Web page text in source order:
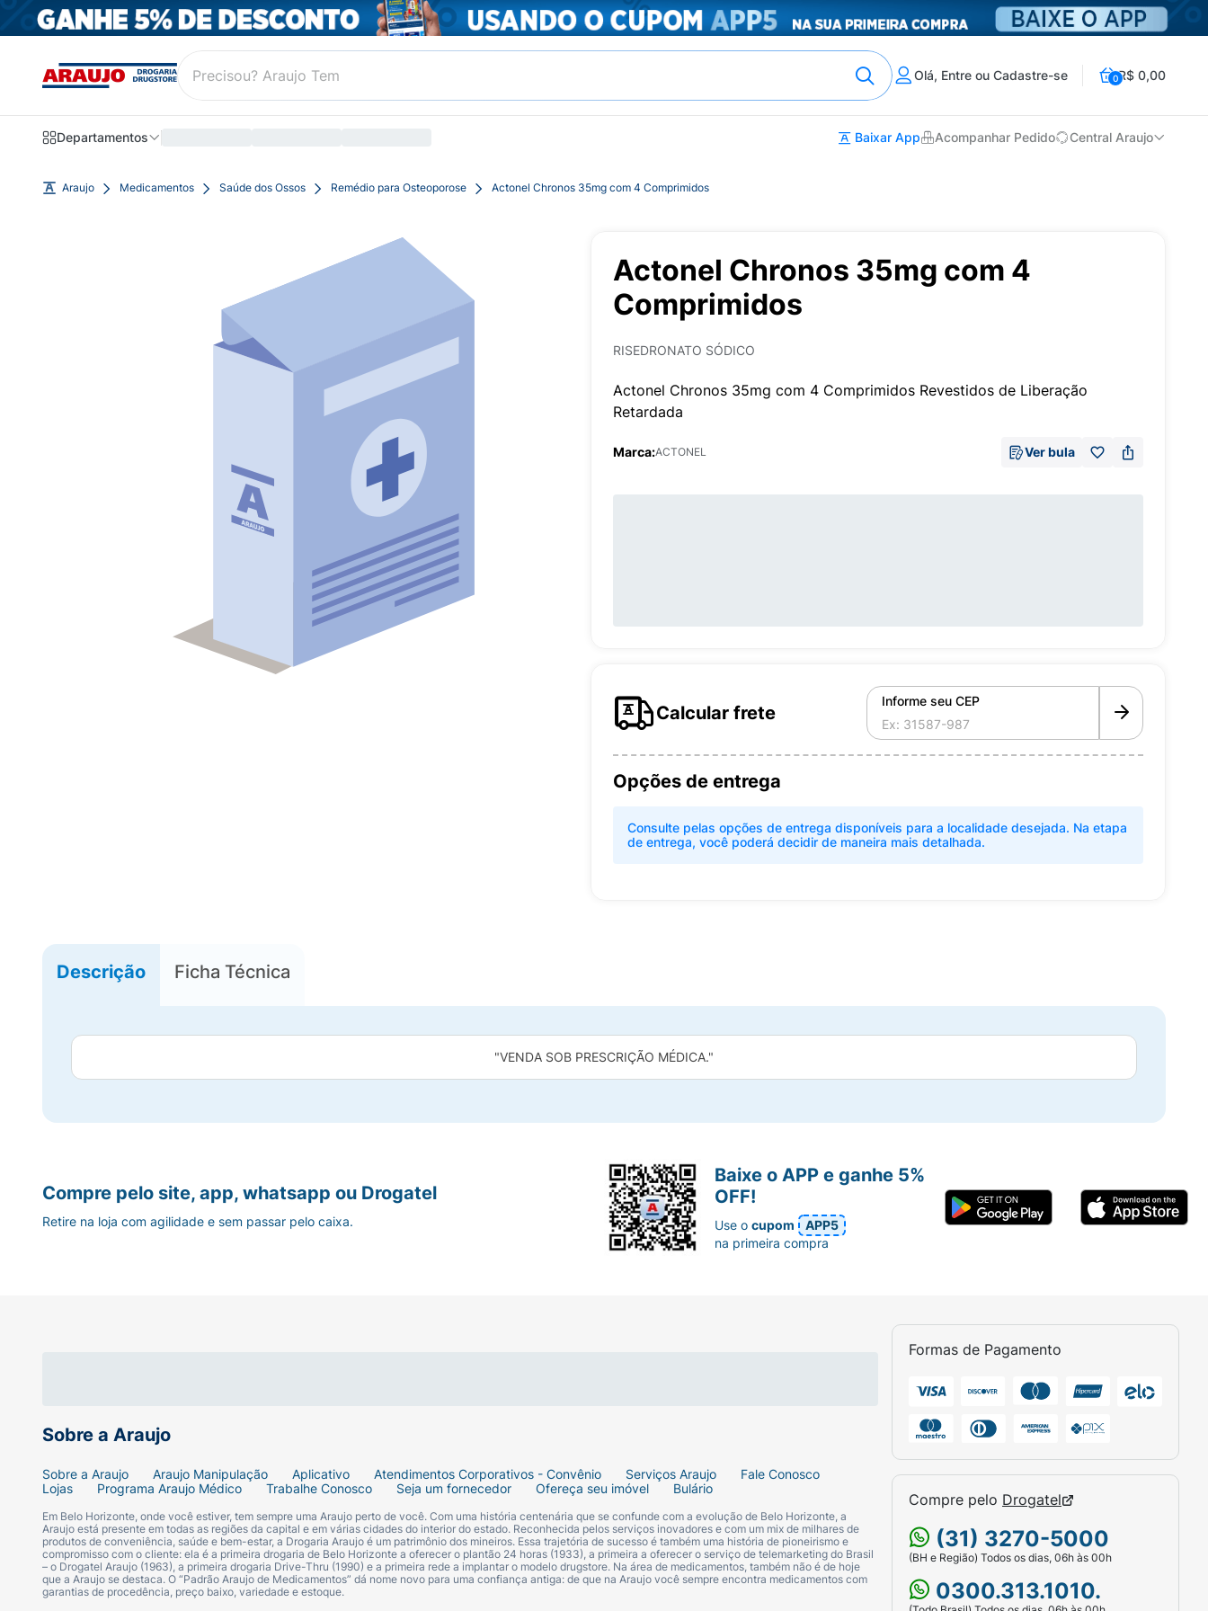
Olá, Entre ou Cadastre-se 0R$ 0,00
Departamentos Baixar App Acompanhar Pedido Central Araujo
Araujo Medicamentos Saúde dos Ossos Remédio para Osteoporose Actonel Chronos 35mg com 4 Comprimidos
Actonel Chronos 35mg com 4
Comprimidos
RISEDRONATO SÓDICO
Actonel Chronos 35mg com 4 Comprimidos Revestidos de Liberação
Retardada
Marca:ACTONEL Ver bula
Calcular frete
Informe seu CEP
Opções de entrega
Consulte pelas opções de entrega disponíveis para a localidade desejada. Na etapa
de entrega, você poderá decidir de maneira mais detalhada.
Descrição Ficha Técnica
"VENDA SOB PRESCRIÇÃO MÉDICA."
Sobre a Araujo
Sobre a Araujo Araujo Manipulação Aplicativo Atendimentos Corporativos - Convênio Serviços Araujo
Fale Conosco
Lojas
Programa Araujo Médico Trabalhe Conosco Seja um fornecedor Ofereça seu imóvel Bulário
Em Belo Horizonte, onde você estiver, tem sempre uma Araujo perto de você. Com uma história centenária que se confunde com a evolução de Belo Horizonte, a
Araujo está presente em todas as regiões da capital e em várias cidades do interior do estado. Reconhecida pelos serviços inovadores e com um mix de milhares de
produtos de conveniência, saúde e bem-estar, a Drogaria Araujo é um patrimônio dos mineiros. Essa trajetória de sucesso é também uma história de pioneirismo e
compromisso com o cliente: ela é a primeira drogaria de Belo Horizonte a oferecer o plantão 24 horas (1933), a primeira a oferecer o serviço de telemarketing do Brasil
– o Drogatel Araujo (1963), a primeira drogaria Drive-Thru (1990) e a primeira rede a implantar o modelo drugstore. Na área de medicamentos, também não é de hoje
que a Araujo se destaca. O “Padrão Araujo de Medicamentos” dá nome novo para uma confiança antiga: de que na Araujo você sempre encontra medicamentos com
garantias de procedência, preço baixo, variedade e estoque.
Formas de Pagamento
Compre pelo Drogatel
(31) 3270-5000
(BH e Região) Todos os dias, 06h às 00h
0300.313.1010.
Compre pelo site, app, whatsapp ou Drogatel
Retire na loja com agilidade e sem passar pelo caixa.
Baixe o APP e ganhe 5%
OFF!
Use ocupom
APP5
na primeira compra